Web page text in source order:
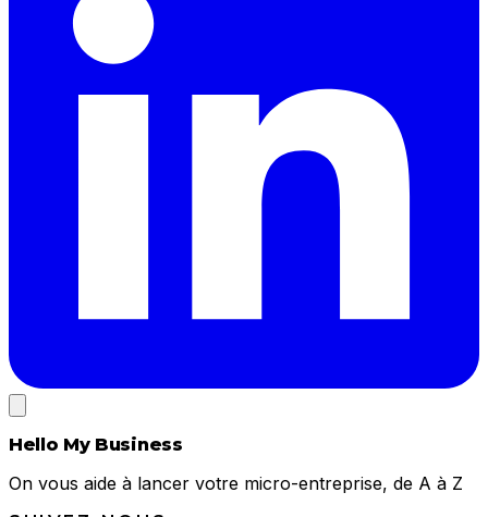
Hello My Business
On vous aide à lancer votre micro-entreprise, de A à Z